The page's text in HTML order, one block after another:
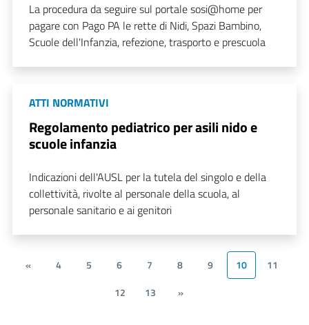
La procedura da seguire sul portale sosi@home per
pagare con Pago PA le rette di Nidi, Spazi Bambino,
Scuole dell'Infanzia, refezione, trasporto e prescuola
ATTI NORMATIVI
Regolamento pediatrico per asili nido e
scuole infanzia
Indicazioni dell'AUSL per la tutela del singolo e della
collettività, rivolte al personale della scuola, al
personale sanitario e ai genitori
« 4 5 6 7 8 9 10
11
12
13 »